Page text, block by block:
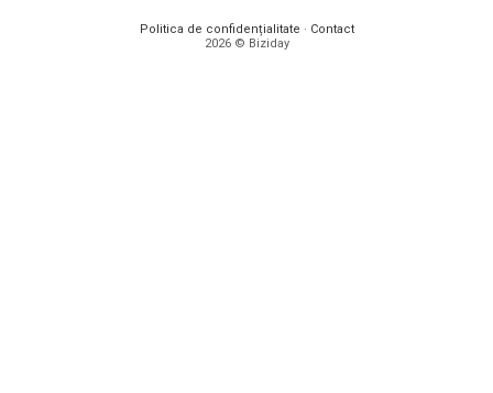
Politica de confidențialitate · Contact
2026 © Biziday